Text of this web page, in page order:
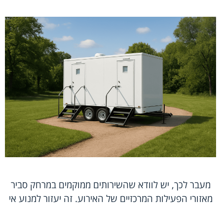
מעבר לכך, יש לוודא שהשירותים ממוקמים במרחק סביר
מאזורי הפעילות המרכזיים של האירוע. זה יעזור למנוע אי